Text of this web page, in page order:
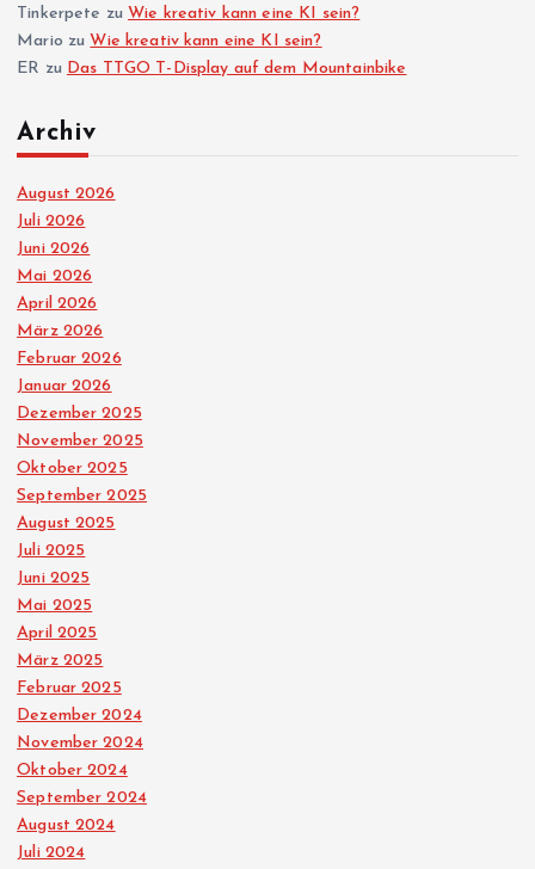
m
m
Tinkerpete zu Wie kreativ kann eine KI sein?
Mario zu Wie kreativ kann eine KI sein?
ER zu Das TTGO T-Display auf dem Mountainbike
Archiv
August 2026
Juli 2026
Juni 2026
Mai 2026
April 2026
März 2026
Februar 2026
Januar 2026
Dezember 2025
November 2025
Oktober 2025
September 2025
August 2025
Juli 2025
Juni 2025
Mai 2025
April 2025
März 2025
Februar 2025
Dezember 2024
November 2024
Oktober 2024
September 2024
August 2024
Juli 2024